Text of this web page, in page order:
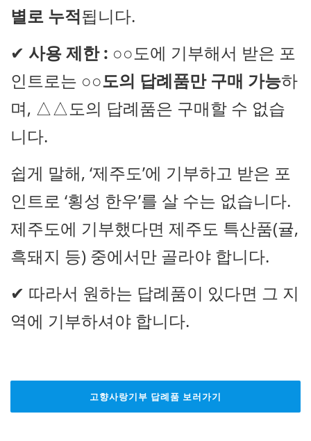
별로 누적됩니다.
✔ 사용 제한 : ○○도에 기부해서 받은 포
인트로는 ○○도의 답례품만 구매 가능하
며, △△도의 답례품은 구매할 수 없습
니다.
쉽게 말해, ‘제주도’에 기부하고 받은 포
인트로 ‘횡성 한우’를 살 수는 없습니다.
제주도에 기부했다면 제주도 특산품(귤,
흑돼지 등) 중에서만 골라야 합니다.
✔ 따라서 원하는 답례품이 있다면 그 지
역에 기부하셔야 합니다.
고향사랑기부 답례품 보러가기